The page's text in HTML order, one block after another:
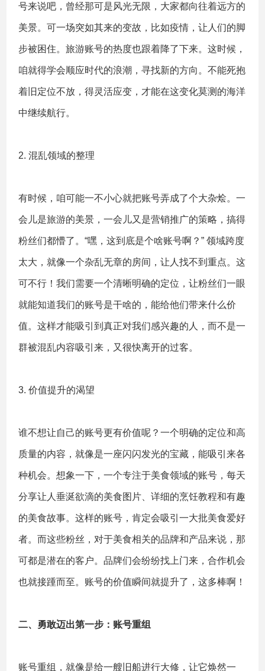
号来说吧，曾经那可是风光无限，大家都向往着远方的
美景。可一场突如其来的变故，比如疫情，让人们的脚
步被困住。旅游账号的热度也跟着降了下来。这时候，
咱就得学会顺应时代的浪潮，寻找新的方向。不能死抱
着旧定位不放，得灵活应变，才能在这变化莫测的海洋
中继续航行。
2. 混乱领域的整理
有时候，咱可能一不小心就把账号弄成了个大杂烩。一
会儿是旅游的美景，一会儿又是营销推广的策略，搞得
粉丝们都懵了。“嘿，这到底是个啥账号啊？” 领域跨度
太大，就像一个杂乱无章的房间，让人找不到重点。这
可不行！我们需要一个清晰明确的定位，让粉丝们一眼
就能知道我们的账号是干啥的，能给他们带来什么价
值。这样才能吸引到真正对我们感兴趣的人，而不是一
群被混乱内容吸引来，又很快离开的过客。
3. 价值提升的渴望
谁不想让自己的账号更有价值呢？一个明确的定位和高
质量的内容，就像是一座闪闪发光的宝藏，能吸引来各
种机会。想象一下，一个专注于美食领域的账号，每天
分享让人垂涎欲滴的美食图片、详细的烹饪教程和有趣
的美食故事。这样的账号，肯定会吸引一大批美食爱好
者。而这些粉丝，对于美食相关的品牌和产品来说，那
可都是潜在的客户。品牌们会纷纷找上门来，合作机会
也就接踵而至。账号的价值瞬间就提升了，这多棒啊！
二、勇敢迈出第一步：账号重组
账号重组，就像是给一艘旧船进行大修，让它焕然一